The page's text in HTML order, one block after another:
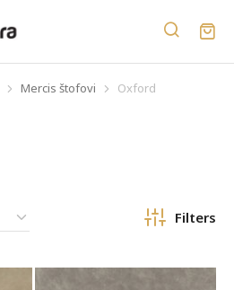
Mercis štofovi Oxford
Filters